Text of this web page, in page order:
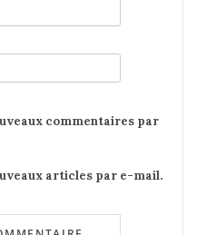
commentaires par
articles par e-mail.